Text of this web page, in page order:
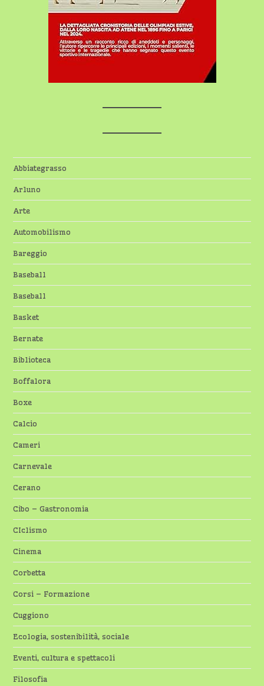
Abbiategrasso
Arluno
Arte
Automobilismo
Bareggio
Baseball
Baseball
Basket
Bernate
Biblioteca
Boffalora
Boxe
Calcio
Cameri
Carnevale
Cerano
Cibo – Gastronomia
CIclismo
Cinema
Corbetta
Corsi – Formazione
Cuggiono
Ecologia, sostenibilità, sociale
Eventi, cultura e spettacoli
Filosofia